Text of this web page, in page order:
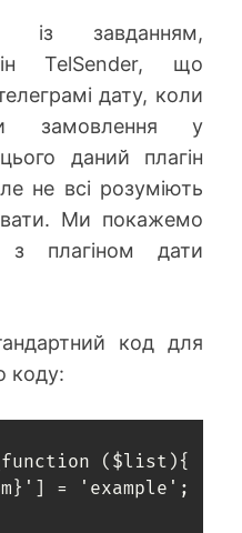
із завданням,
TelSender, що
дату, коли
замовлення у
даний плагін
не всі розуміють
Ми покажемо
плагіном дати
код для
коду:
($list){
= 'example';